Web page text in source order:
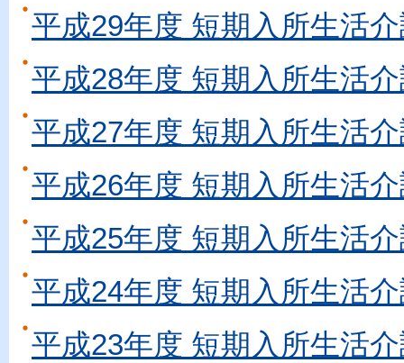
平成29年度 短期入所生活
平成28年度 短期入所生活
平成27年度 短期入所生活
平成26年度 短期入所生活
平成25年度 短期入所生活
平成24年度 短期入所生活
平成23年度 短期入所生活